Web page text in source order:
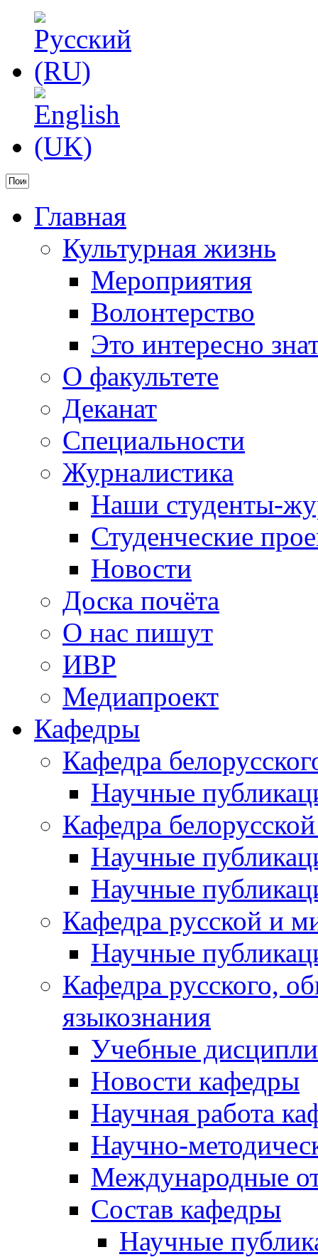
Главная
Культурная жизнь
Мероприятия
Волонтерство
Это интересно
О факультете
Деканат
Специальности
Журналистика
Наши студенты-
Студенческие
Новости
Доска почёта
О нас пишут
ИВР
Медиапроект
Кафедры
Кафедра
Научные
Кафедра
Научные
Научные
Кафедра русской и
Научные
Кафедра русского,
языкознания
Учебные
Новости кафедры
Научная работа
Научно-
Международные
Состав кафедры
Научные